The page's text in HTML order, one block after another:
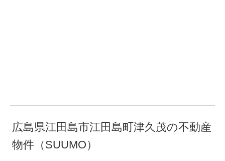
広島県江田島市江田島町津久茂の不動産
物件（SUUMO）